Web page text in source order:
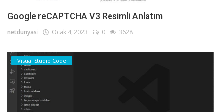
Google reCAPTCHA V3 Resimli Anlatım
netdunyasi Ocak 4, 2023 0 3628
Visual Studio Code